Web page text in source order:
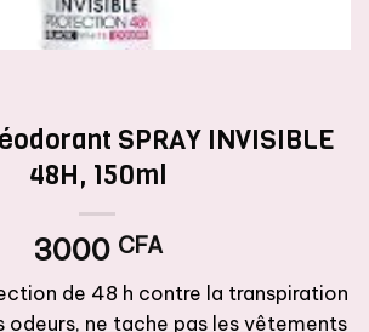
SPRAY INVISIBLE
48H, 150ml
3000 CFA
de 48 h contre la transpiration
odeurs, ne tache pas les vêtements